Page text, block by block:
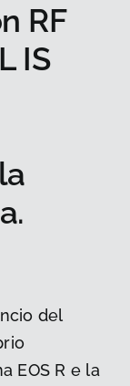
RF
IS
del
EOS R e la